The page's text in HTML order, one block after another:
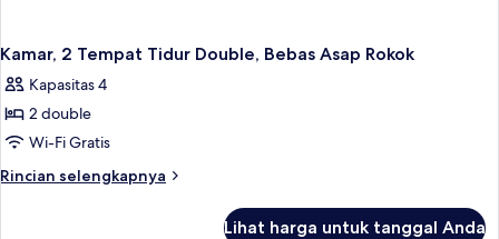
Kamar, 2 Tempat Tidur Double, Bebas Asap Rokok
Kapasitas 4
2 double
Wi-Fi Gratis
Rincian selengkapnya
Rincian
Lihat harga untuk tanggal Anda